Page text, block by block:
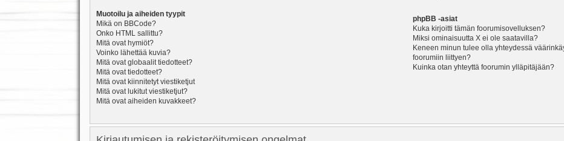
Muotoilu ja aiheiden tyypit
Mikä on BBCode?
Onko HTML sallittu?
Mitä ovat hymiöt?
Voinko lähettää kuvia?
Mitä ovat globaalit tiedotteet?
Mitä ovat tiedotteet?
Mitä ovat kiinnitetyt viestiketjut
Mitä ovat lukitut viestiketjut?
Mitä ovat aiheiden kuvakkeet?
phpBB -asiat
Kuka kirjoitti tämän foorumisovelluksen?
Miksi ominaisuutta X ei ole saatavilla?
Keneen minun tulee olla yhteydessä
foorumiin liittyen?
Kuinka otan yhteyttä foorumin ylläpitäjään?